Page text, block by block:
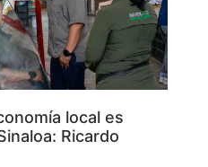
local es
Ricardo